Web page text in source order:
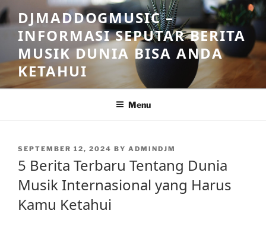
Skip
to
content
DJMADDOGMUSIC –
INFORMASI SEPUTAR BERITA
MUSIK DUNIA BISA ANDA
KETAHUI
Menu
POSTED
SEPTEMBER 12, 2024 BY ADMINDJM
5 Berita Terbaru Tentang Dunia
Musik Internasional yang Harus
Kamu Ketahui